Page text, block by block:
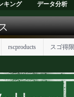
ランキング